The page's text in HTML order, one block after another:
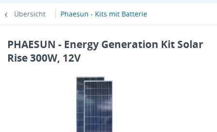
Übersicht Phaesun - Kits mit Batterie
PHAESUN - Energy Generation Kit Solar
Rise 300W, 12V